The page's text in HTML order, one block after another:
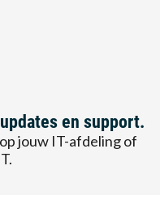
en support.
jouw IT-afdeling of